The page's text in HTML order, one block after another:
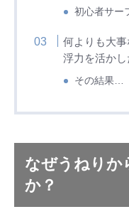
初心者サー
何よりも大
浮力を活か
その結果…
なぜうねりか
か？